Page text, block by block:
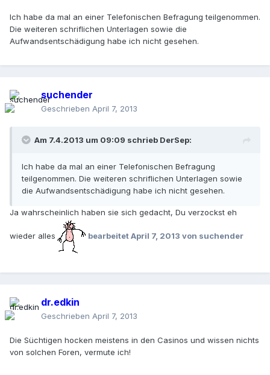
Ich habe da mal an einer Telefonischen Befragung teilgenommen.
Die weiteren schriflichen Unterlagen sowie die
Aufwandsentschädigung habe ich nicht gesehen.
suchender
Geschrieben April 7, 2013
Am 7.4.2013 um 09:09 schrieb DerSep:
Ich habe da mal an einer Telefonischen Befragung
teilgenommen. Die weiteren schriflichen Unterlagen sowie
die Aufwandsentschädigung habe ich nicht gesehen.
Ja wahrscheinlich haben sie sich gedacht, Du verzockst eh
wieder alles bearbeitetApril 7, 2013 von suchender
dr.edkin
Geschrieben April 7, 2013
Die Süchtigen hocken meistens in den Casinos und wissen nichts
von solchen Foren, vermute ich!